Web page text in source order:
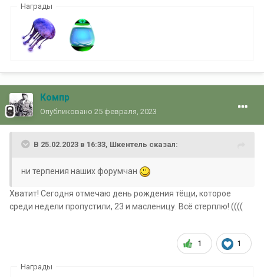
Движение в районе строго регулируется.
В настоящее время объект проверяют эксперты. Также
фотографии шара направили специалистам в Силах
Награды
Компр
Опубликовано 25 февраля, 2023
В 25.02.2023 в 16:33, Шкентель сказал:
ни терпения наших форумчан
Хватит! Сегодня отмечаю день рождения тёщи, которое
среди недели пропустили, 23 и масленицу. Всё стерплю! ((((
1 1
Награды